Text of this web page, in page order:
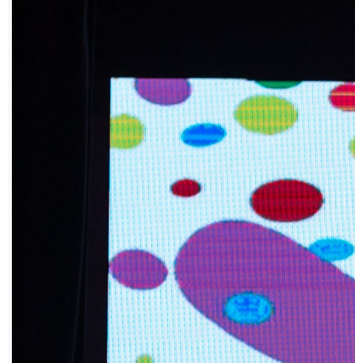
тренеров на сцене ДК, как всегда,
чествовали лучших наставников и их
воспитанников – победителей
творческих, интеллектуальных конкурсов
и турниров среди воспитанников
всеобуча. Мероприятие стало по-
настоящему праздничным благодаря его
ведущим – сотрудникам ДК «Магнезит»
Татьяне Богданюк и Никите Савруллину,
цирковому коллективу «Браво» и почётным
гостям, которые вручали награды и
приветствовали фаворитов тёплыми
словами. Также присутствующим в зале
было предложено интересное видео с
фрагментами истории учебного года,
подготовленное командой ШК